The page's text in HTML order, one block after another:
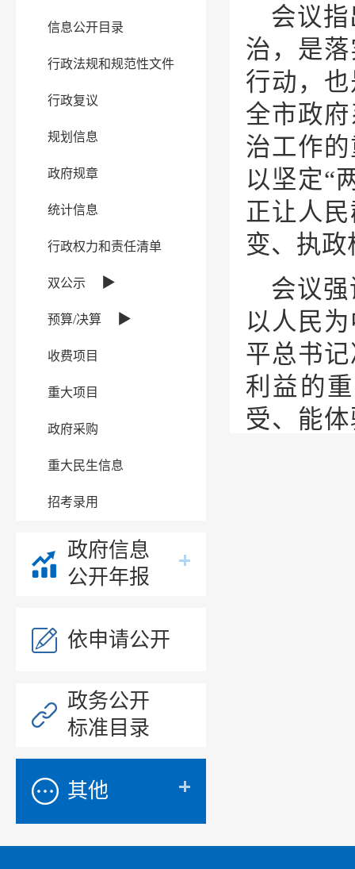
信息公开目录
行政法规和规范性文件
行政复议
规划信息
政府规章
统计信息
行政权力和责任清单
双公示 ▶
预算/决算 ▶
收费项目
重大项目
政府采购
重大民生信息
招考录用
政府信息
公开年报
依申请公开
政务公开
标准目录
其他
会议
治，是
行动，
全市政
治工作
以坚定“
正让人
变、执
会议
以人民
平总书
利益的
受、能
线。